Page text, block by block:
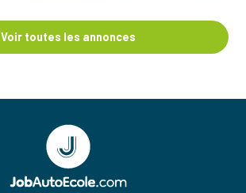
Voir toutes les annonces